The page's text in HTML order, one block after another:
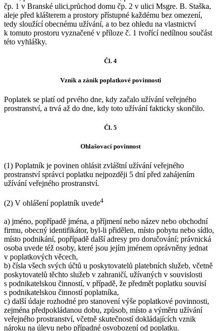
čp. 1 v Branské ulici,průchod domu čp. 2 v ulici Msgre. B. Staška,
aleje před klášterem a prostory přístupné každému bez omezení,
tedy sloužící obecnému užívání, a to bez ohledu na vlastnictví
k tomuto prostoru vyznačené v příloze č. 1 tvořící nedílnou součást
této vyhlášky.
Čl. 4
Vznik a zánik poplatkové povinnosti
Poplatek se platí od prvého dne, kdy začalo užívání veřejného
prostranství, a trvá až do dne, kdy toto užívání fakticky skončilo.
Čl. 5
Ohlašovací povinnost
(1) Poplatník je povinen ohlásit zvláštní užívání veřejného
prostranství správci poplatku nejpozději 5 dní před zahájením
užívání veřejného prostranství.
(2) V ohlášení poplatník uvede4
a) jméno, popřípadě jména, a příjmení nebo název nebo obchodní
firmu, obecný identifikátor, byl-li přidělen, místo pobytu nebo sídlo,
místo podnikání, popřípadě další adresy pro doručování; právnická
osoba uvede též osoby, které jsou jejím jménem oprávněny jednat
v poplatkových věcech,
b) čísla všech svých účtů u poskytovatelů platebních služeb, včetně
poskytovatelů těchto služeb v zahraničí, užívaných v souvislosti
s podnikatelskou činností, v případě, že předmět poplatku souvisí
s podnikatelskou činností poplatníka,
c) další údaje rozhodné pro stanovení výše poplatkové povinnosti,
zejména předpokládanou dobu, způsob, místo a výměru užívání
veřejného prostranství, včetně skutečností dokládajících vznik
nároku na úlevu nebo případné osvobození od poplatku.